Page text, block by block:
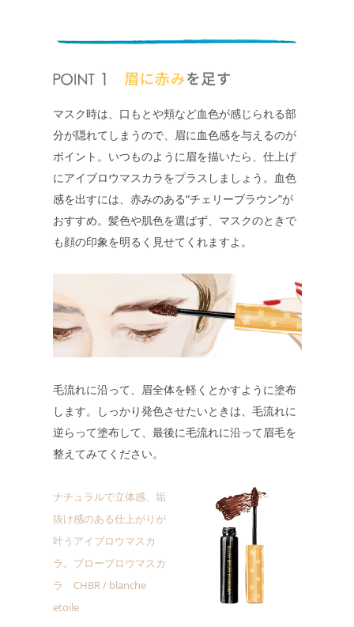
マスク時は、口もとや頬など血色が感じられる部
分が隠れてしまうので、眉に血色感を与えるのが
ポイント。いつものように眉を描いたら、仕上げ
にアイブロウマスカラをプラスしましょう。血色
感を出すには、赤みのある“チェリーブラウン”が
おすすめ。髪色や肌色を選ばず、マスクのときで
も顔の印象を明るく見せてくれますよ。
毛流れに沿って、眉全体を軽くとかすように塗布
します。しっかり発色させたいときは、毛流れに
逆らって塗布して、最後に毛流れに沿って眉毛を
整えてみてください。
ナチュラルで立体感、垢
抜け感のある仕上がりが
叶うアイブロウマスカ
ラ。ブローブロウマスカ
ラ CHBR / blanche
etoile